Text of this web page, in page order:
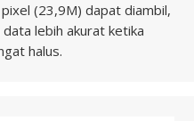
(23,9M) dapat diambil,
lebih akurat ketika
halus.